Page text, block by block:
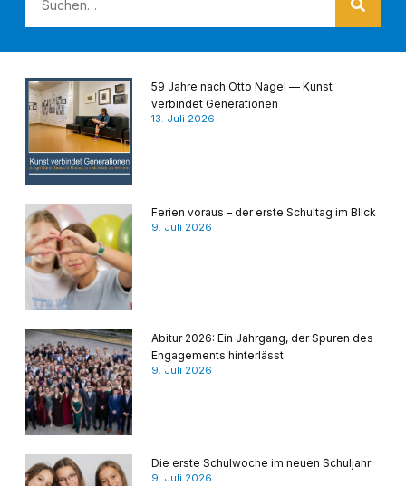
59 Jahre nach Otto Nagel — Kunst
verbindet Generationen
13. Juli 2026
Ferien voraus – der erste Schultag im Blick
9. Juli 2026
Abitur 2026: Ein Jahrgang, der Spuren des
Engagements hinterlässt
9. Juli 2026
Die erste Schulwoche im neuen Schuljahr
9. Juli 2026